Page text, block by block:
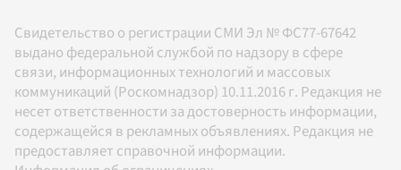
Свидетельство о регистрации СМИ Эл № ФС77-67642
выдано федеральной службой по надзору в сфере
связи, информационных технологий и массовых
коммуникаций (Роскомнадзор) 10.11.2016 г. Редакция не
несет ответственности за достоверность информации,
содержащейся в рекламных объявлениях. Редакция не
предоставляет справочной информации.